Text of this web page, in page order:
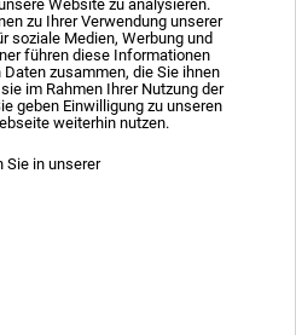
zu Ihrer Verwendung unserer
soziale Medien, Werbung und
führen diese Informationen
zusammen, die Sie ihnen
im Rahmen Ihrer Nutzung der
geben Einwilligung zu unseren
weiterhin nutzen.
Sie in unserer